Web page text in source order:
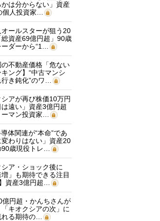
かは分からない」資産
個人投資家…
オールスターが狙う20
資産69億円超」90歳
ダーから“1…
の不動産価格「危ない
ング】“中古マンシ
き鈍化”のワ…
シアが再び株価10万円
遠い」資産3億円超
マン投資家…
導体関連が“本命”であ
変わりはない」資産20
歳現役トレ…
シア・ショック後に
増」も期待できる注目
資産3億円超…
億円超・かんちさんが
キオクシアの次」に
る期待の…